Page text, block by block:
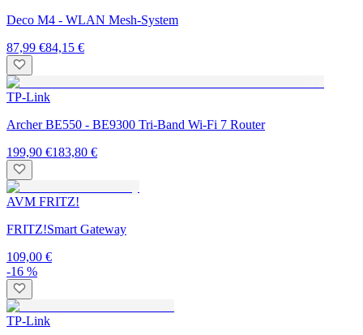
Deco M4 - WLAN Mesh-System
87,99 €84,15 €
TP-Link
Archer BE550 - BE9300 Tri-Band Wi-Fi 7 Router
199,90 €183,80 €
AVM FRITZ!
FRITZ!Smart Gateway
109,00 €
-16 %
TP-Link